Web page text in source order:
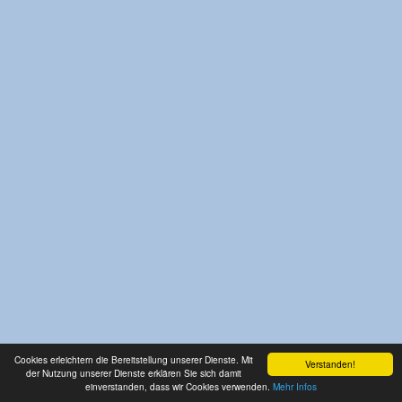
Verstanden!
Cookies erleichtern die Bereitstellung unserer Dienste. Mit
der Nutzung unserer Dienste erklären Sie sich damit
einverstanden, dass wir Cookies verwenden. Mehr Infos